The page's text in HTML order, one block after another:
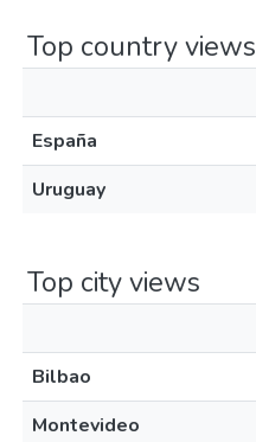
Top country views
España
Uruguay
Top city views
Bilbao
Montevideo